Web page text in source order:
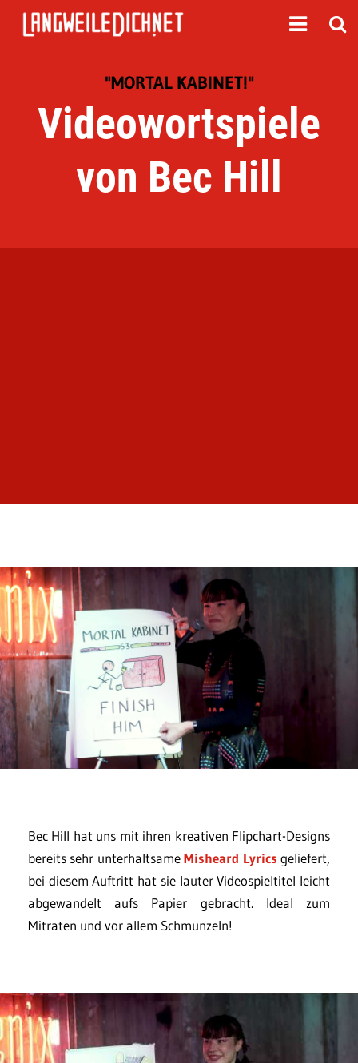
"MORTAL KABINET!"
Videowortspiele
von Bec Hill
Bec Hill hat uns mit ihren kreativen Flipchart-Designs
bereits sehr unterhaltsameMisheard Lyrics geliefert,
bei diesem Auftritt hat sie lauter Videospieltitel leicht
abgewandelt aufs Papier gebracht. Ideal zum
Mitraten und vor allem Schmunzeln!